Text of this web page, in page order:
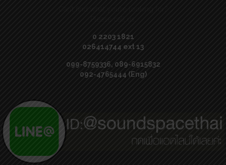
0 2203 1821
026414744 ext 13
099-8759336, 089-6915832
092-4765444 (Eng)